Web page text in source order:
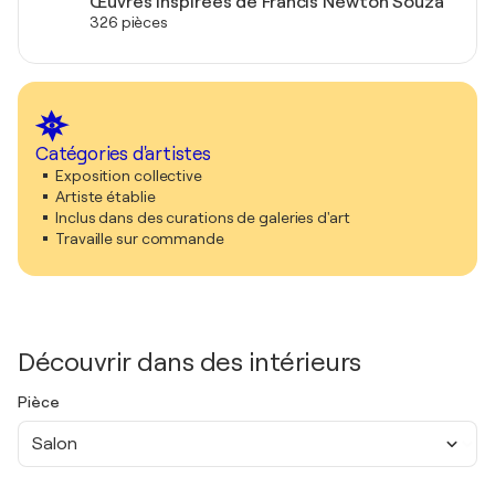
326 pièces
Catégories d'artistes
Exposition collective
Artiste établie
Inclus dans des curations de galeries d'art
Travaille sur commande
Découvrir dans des intérieurs
Pièce
Salon